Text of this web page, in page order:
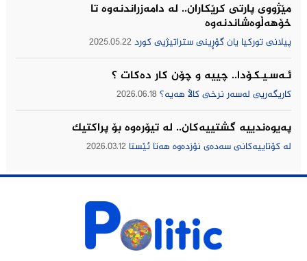
مێژووى پارتى كرێكاران.. لە دامەزراندنەوە تا
خۆهەڵوەشاندنەوە
پیلانی توركیا یان گۆڕینی ستراتیژیی كورد 2025.05.22
ئـەسـیـکـۆدا.. چییه‌ و چۆن كار ده‌كات ؟
كاریگه‌ریی له‌سه‌ر نرخی كاڵا هه‌یه‌؟ 2026.06.18
په‌یوه‌ندییه‌ گشتییه‌كان.. له‌ تیۆره‌وه‌ بۆ پراكتیك
له‌ كۆتاییه‌كانی سه‌ده‌ی نۆزده‌وه‌ هه‌تا ئێستا 2026.03.12